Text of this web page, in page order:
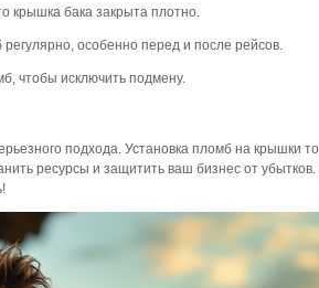
крышка бака закрыта плотно.
особенно перед и после рейсов.
чтобы исключить подмену.
подхода. Установка пломб на крышки
ресурсы и защитить ваш бизнес от